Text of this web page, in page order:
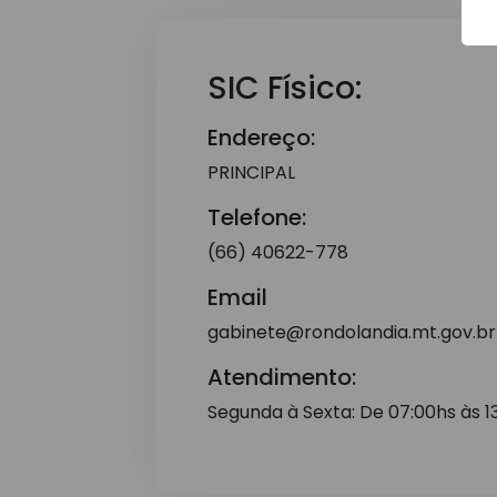
SIC Físico:
Endereço:
PRINCIPAL
Telefone:
(66) 40622-778
Email
gabinete@rondolandia.mt.gov.br
Atendimento:
Segunda à Sexta: De 07:00hs às